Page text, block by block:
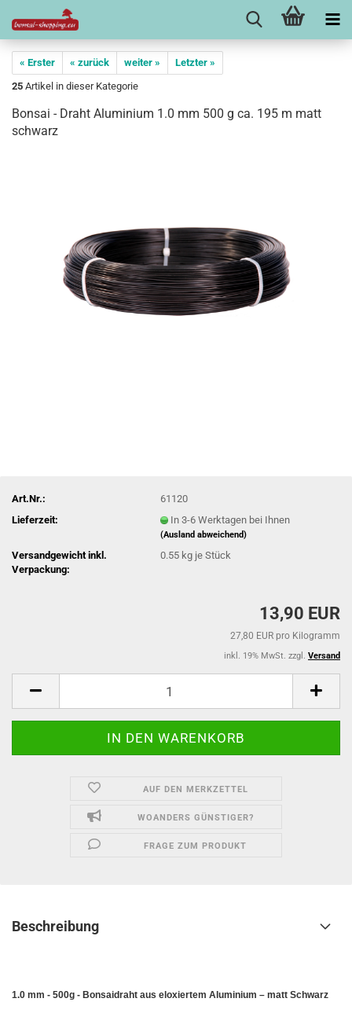
« Erster « zurück weiter »
Letzter »
25 Artikel in dieser Kategorie
Bonsai - Draht Aluminium 1.0 mm 500 g ca. 195 m matt
schwarz
Art.Nr.:
61120
Lieferzeit:
In 3-6 Werktagen bei Ihnen
(Ausland abweichend)
Versandgewicht inkl.
Verpackung:
0.55 kg je Stück
13,90 EUR
27,80 EUR pro Kilogramm
inkl. 19% MwSt. zzgl. Versand
AUF DEN MERKZETTEL
WOANDERS GÜNSTIGER?
FRAGE ZUM PRODUKT
Beschreibung
1.0 mm - 500g - Bonsaidraht aus eloxiertem Aluminium – matt Schwarz